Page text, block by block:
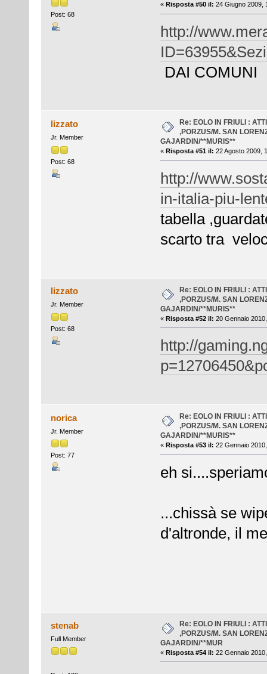
Post: 68
« Risposta #50 il: 24 Giugno 2009,
http://
DAI COMUNI
lizzato
Jr. Member
Post: 68
Re: EOLO IN FRIULI :
,PORZUS/M. SAN
GAJARDIN/**MURIS**
« Risposta #51 il: 22 Agosto 2009,
http://
in-italia-piu-
tabella
scarto tra
lizzato
Jr. Member
Post: 68
Re: EOLO IN FRIULI :
,PORZUS/M. SAN
GAJARDIN/**MURIS**
« Risposta #52 il: 20 Gennaio
http://
norica
Jr. Member
Post: 77
Re: EOLO IN FRIULI :
,PORZUS/M. SAN
GAJARDIN/**MURIS**
« Risposta #53 il: 22 Gennaio
eh
...chissà se
d'altronde, il
stenab
Full Member
Re: EOLO IN FRIULI :
,PORZUS/M. SAN
GAJARDIN/**MUR
« Risposta #54 il: 22 Gennaio